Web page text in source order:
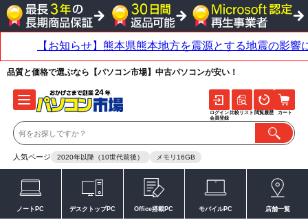
品質と価格で選ぶなら【パソコン市場】中古パソコンが安い！
人気ページ 2020年以降（10世代前後） メモリ16GB
ログイン
会員登録
比較リスト 閲覧履歴 カート
ノートPC デスクトップPC Office搭載PC モバイルPC 店舗一覧